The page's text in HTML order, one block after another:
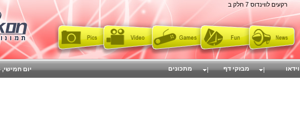
רקעים לווינדוס 7 חלק ב
יום חמישי, 06 אוגוסט 2026 | וידאו מבזקי דף מתכונים